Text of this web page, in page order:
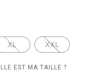
XL XXL
EST MA TAILLE ?